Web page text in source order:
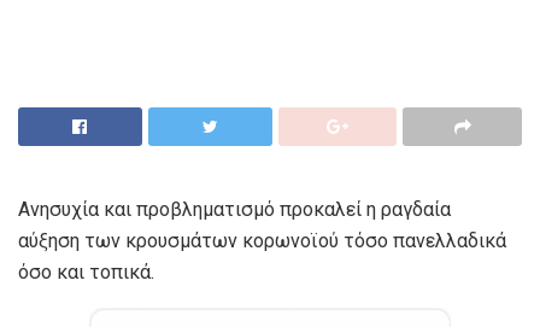
Ανησυχία και προβληματισμό προκαλεί η ραγδαία
αύξηση των κρουσμάτων κορωνοϊού τόσο πανελλαδικά
όσο και τοπικά.